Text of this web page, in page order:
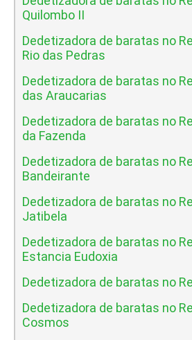
Quilombo II
Dedetizadora de baratas no
Rio das Pedras
Dedetizadora de baratas no
das Araucarias
Dedetizadora de baratas no
da Fazenda
Dedetizadora de baratas no
Bandeirante
Dedetizadora de baratas no
Jatibela
Dedetizadora de baratas no
Estancia Eudoxia
Dedetizadora de baratas no
Dedetizadora de baratas no
Cosmos